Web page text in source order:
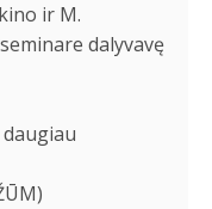
ir M.
dalyvavę